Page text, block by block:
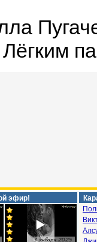
Лёгким
эфир!